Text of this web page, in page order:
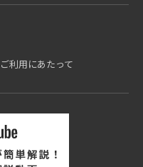
ご利用にあたって